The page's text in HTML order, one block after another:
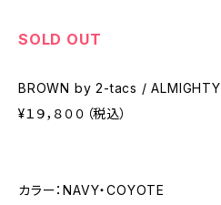
SOLD OUT
BROWN by 2-tacs / ALMIGHTY
¥１９，８００（税込）
カラー：NAVY・COYOTE